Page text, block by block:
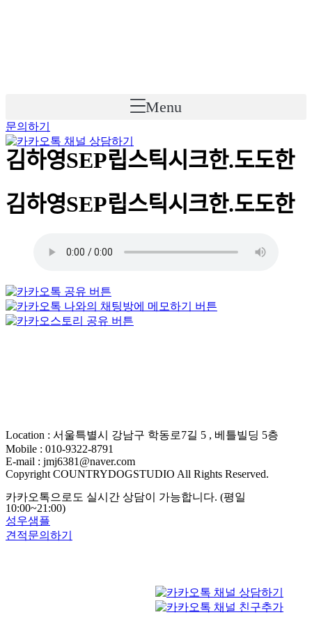
Menu
문의하기
김하영SEP립스틱시크한.도도한
김하영SEP립스틱시크한.도도한
Location : 서울특별시 강남구 학동로7길 5 , 베틀빌딩 5층
Mobile : 010-9322-8791
E-mail : jmj6381@naver.com
Copyright COUNTRYDOGSTUDIO All Rights Reserved.
카카오톡으로도 실시간 상담이 가능합니다. (평일
10:00~21:00)
성우샘플
견적문의하기